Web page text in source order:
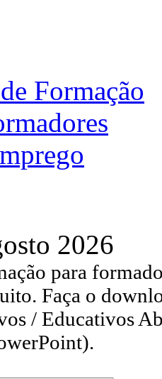
Formação
2026
para
Faça o
/ Educativos